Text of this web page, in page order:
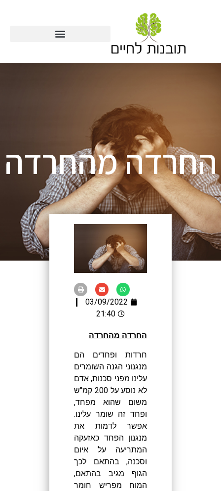
החרדה מהחרדה
03/09/2022
21:40
החרדה מהחרדה
חרדות ופחדים הם
מנגנוני הגנה השומרים
עלינו מפני סכנות, אדם
לא נוסע על 200 קמ"ש
משום שהוא מפחד,
ופחד זה שומר עלינו.
אפשר לדמות את
מנגנון הפחד כאזעקה
המתריעה על איום
וסכנה, בהתאם לכך
הגוף מגיב בהתאם,
המוח מפריש חומר